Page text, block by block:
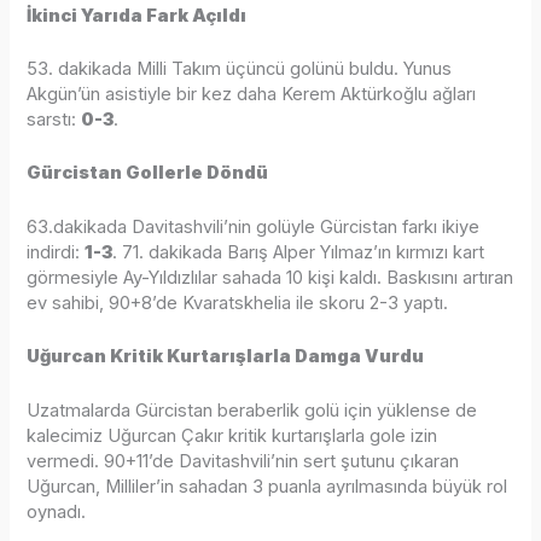
İkinci Yarıda Fark Açıldı
53. dakikada Milli Takım üçüncü golünü buldu. Yunus
Akgün’ün asistiyle bir kez daha Kerem Aktürkoğlu ağları
sarstı: 0-3.
Gürcistan Gollerle Döndü
63.dakikada Davitashvili’nin golüyle Gürcistan farkı ikiye
indirdi:1-3. 71. dakikada Barış Alper Yılmaz’ın kırmızı kart
görmesiyle Ay-Yıldızlılar sahada 10 kişi kaldı. Baskısını artıran
ev sahibi, 90+8’de Kvaratskhelia ile skoru 2-3 yaptı.
Uğurcan Kritik Kurtarışlarla Damga Vurdu
Uzatmalarda Gürcistan beraberlik golü için yüklense de
kalecimiz Uğurcan Çakır kritik kurtarışlarla gole izin
vermedi. 90+11’de Davitashvili’nin sert şutunu çıkaran
Uğurcan, Milliler’in sahadan 3 puanla ayrılmasında büyük rol
oynadı.